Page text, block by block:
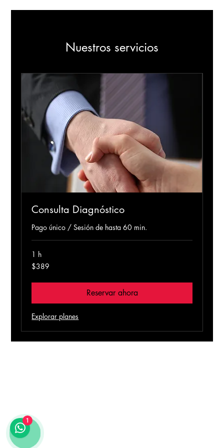
Nuestros servicios
Consulta Diagnóstico
Pago único / Sesión de hasta 60 min.
1 h
389
pesos
$389
Reservar ahora
Explorar planes
1